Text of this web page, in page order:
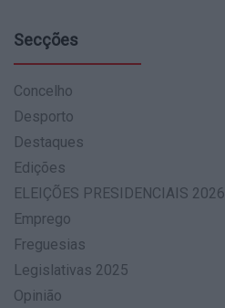
Secções
Concelho
Desporto
Destaques
Edições
ELEIÇÕES PRESIDENCIAIS 2026
Emprego
Freguesias
Legislativas 2025
Opinião